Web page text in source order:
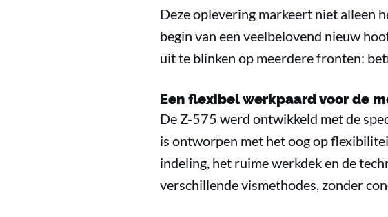
Deze oplevering markeert niet alleen
begin van een veelbelovend nieuw
uit te blinken op meerdere fronten:
Een flexibel werkpaard voor de
De Z-575 werd ontwikkeld met de
is ontworpen met het oog op
indeling, het ruime werkdek en de
verschillende vismethodes, zonder